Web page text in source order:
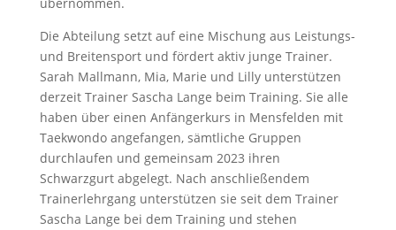
Die Abteilung setzt auf eine Mischung aus Leistungs-
und Breitensport und fördert aktiv junge Trainer.
Sarah Mallmann, Mia, Marie und Lilly unterstützen
derzeit Trainer Sascha Lange beim Training. Sie alle
haben über einen Anfängerkurs in Mensfelden mit
Taekwondo angefangen, sämtliche Gruppen
durchlaufen und gemeinsam 2023 ihren
Schwarzgurt abgelegt. Nach anschließendem
Trainerlehrgang unterstützen sie seit dem Trainer
Sascha Lange bei dem Training und stehen